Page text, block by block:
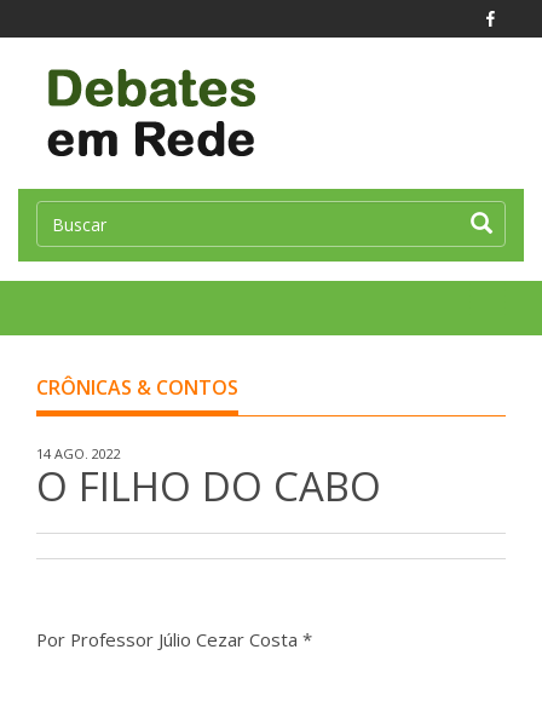
CRÔNICAS & CONTOS
14 AGO. 2022
O FILHO DO CABO
Por Professor Júlio Cezar Costa *